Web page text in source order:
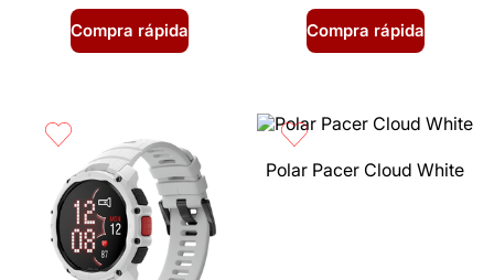
Compra rápida Compra rápida
Polar Pacer Cloud White